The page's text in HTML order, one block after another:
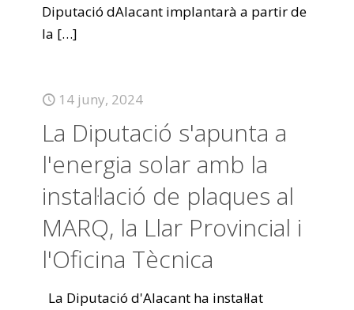
Diputació dAlacant implantarà a partir de
la […]
14 juny, 2024
La Diputació s'apunta a
l'energia solar amb la
instal·lació de plaques al
MARQ, la Llar Provincial i
l'Oficina Tècnica
La Diputació d'Alacant ha instal·lat